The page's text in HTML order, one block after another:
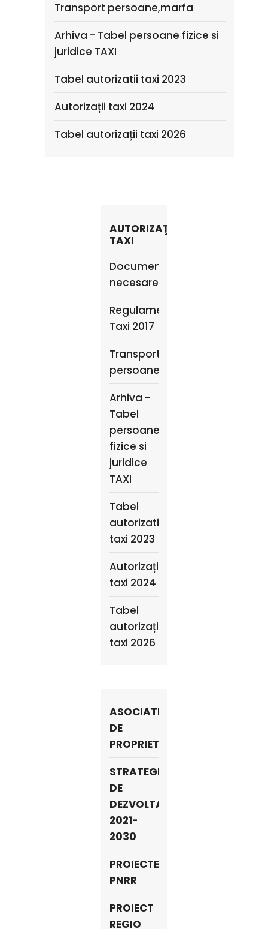
Transport persoane,marfa
Arhiva - Tabel persoane fizice si
juridice TAXI
Tabel autorizatii taxi 2023
Autorizații taxi 2024
Tabel autorizații taxi 2026
AUTORIZAŢII
TAXI
Documente
necesare
Regulament
Taxi 2017
Transport
persoane,marfa
Arhiva -
Tabel
persoane
fizice si
juridice
TAXI
Tabel
autorizatii
taxi 2023
Autorizații
taxi 2024
Tabel
autorizații
taxi 2026
ASOCIATII
DE
PROPRIETARI
STRATEGIA
DE
DEZVOLTARE
2021-
2030
PROIECTE
PNRR
PROIECT
REGIO